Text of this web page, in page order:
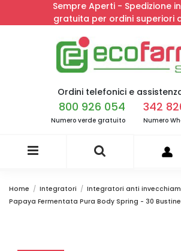
Sempre Aperti - Spedizione
gratuita per ordini superiori
Ordini telefonici e
800 926 054
Numero verde gratuito
342
Numero
Home Integratori
Integratori anti
Papaya Fermentata Pura Body Spring - 30 Bustine